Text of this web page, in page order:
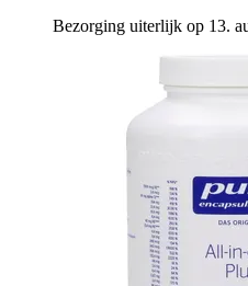
Bezorging uiterlijk op 13.